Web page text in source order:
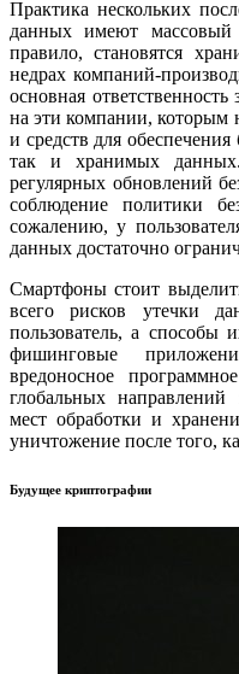
Практика нескольких
данных имеют
правило, становятся
недрах компаний-
основная
на эти компании, которым
и средств для
так и хранимых
регулярных обновлений
соблюдение политики
сожалению, у
данных достаточно
Смартфоны стоит
всего рисков утечки
пользователь, а способы
фишинговые
вредоносное
глобальных
мест обработки и
уничтожение после того,
Будущее криптографии